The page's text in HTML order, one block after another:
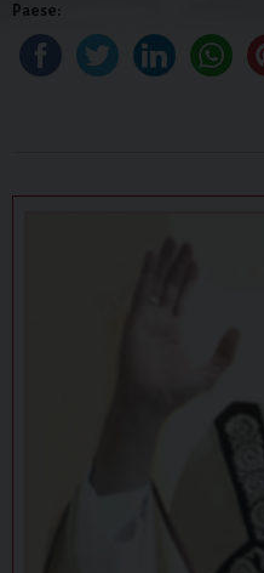
Paese: